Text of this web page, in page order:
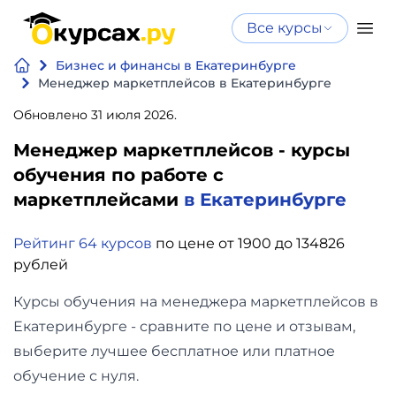
Все курсы
Бизнес и финансы в Екатеринбурге
Менеджер маркетплейсов в Екатеринбурге
Обновлено 31 июля 2026.
Менеджер маркетплейсов - курсы
обучения по работе с
маркетплейсами в Екатеринбурге
Рейтинг 64 курсов по цене от 1900 до 134826
рублей
Курсы обучения на менеджера маркетплейсов в
Екатеринбурге - сравните по цене и отзывам,
выберите лучшее бесплатное или платное
обучение с нуля.
Нейросеть
и ИИ
Бизнес
и
финансы
Аналитика
Видео,
Нейросеть и ИИ
интеллекту
Курсы по нейросетям
Бесплатно